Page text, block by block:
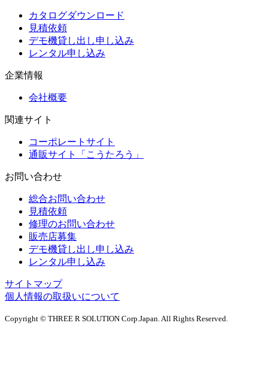
カタログダウンロード
見積依頼
デモ機貸し出し申し込み
レンタル申し込み
企業情報
会社概要
関連サイト
コーポレートサイト
通販サイト「こうたろう」
お問い合わせ
総合お問い合わせ
見積依頼
修理のお問い合わせ
販売店募集
デモ機貸し出し申し込み
レンタル申し込み
サイトマップ
個人情報の取扱いについて
Copyright © THREE R SOLUTION Corp.Japan. All Rights Reserved.